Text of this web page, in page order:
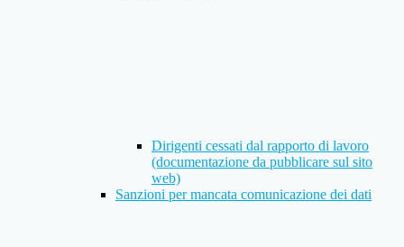
Dirigenti cessati dal rapporto di lavoro
(documentazione da pubblicare sul sito
web)
Sanzioni per mancata comunicazione dei dati